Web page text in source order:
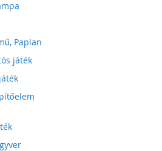
Paplan
játék